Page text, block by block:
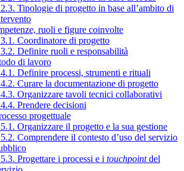
Tipologie di progetto in base all’ambito di
ruoli e figure coinvolte
Coordinatore di progetto
Definire ruoli e responsabilità
di lavoro
Definire processi, strumenti e rituali
Curare la documentazione di progetto
Organizzare tavoli tecnici collaborativi
Prendere decisioni
progettuale
Organizzare il progetto e la sua gestione
Comprendere il contesto d’uso del servizio
Progettare i processi e i touchpointdel